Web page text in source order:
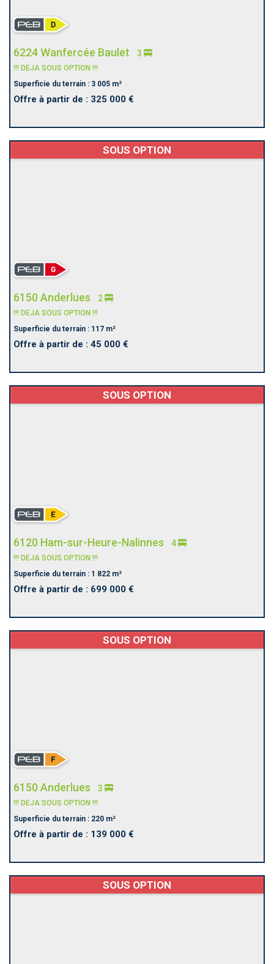
6224 Wanfercée Baulet 3
!!! DEJA SOUS OPTION !!!
Superficie du terrain : 3 005 m²
Offre à partir de : 325 000 €
SOUS OPTION
6150 Anderlues 2
!!! DEJA SOUS OPTION !!!
Superficie du terrain : 117 m²
Offre à partir de : 45 000 €
SOUS OPTION
6120 Ham-sur-Heure-Nalinnes 4
!!! DEJA SOUS OPTION !!!
Superficie du terrain : 1 822 m²
Offre à partir de : 699 000 €
SOUS OPTION
6150 Anderlues 3
!!! DEJA SOUS OPTION !!!
Superficie du terrain : 220 m²
Offre à partir de : 139 000 €
SOUS OPTION